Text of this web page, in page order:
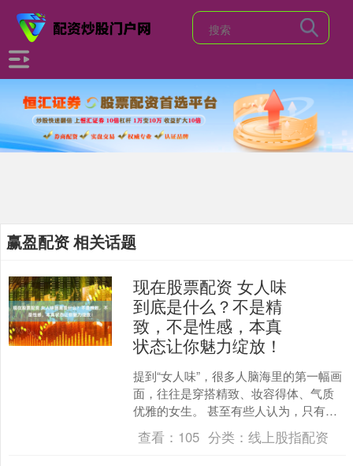
赢盈配资 相关话题
现在股票配资 女人味
到底是什么？不是精
致，不是性感，本真
状态让你魅力绽放！
提到“女人味”，很多人脑海里的第一幅画
面，往往是穿搭精致、妆容得体、气质
优雅的女生。 甚至有些人认为，只有高
跟鞋和红唇才能诠释所谓的女人味。 但
走过人生的许多阶....
查看： 105 分类： 线上股指配资